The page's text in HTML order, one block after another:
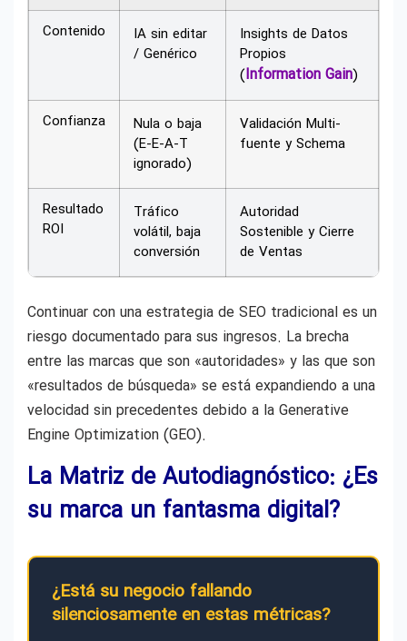
Contenido
IA sin editar
/ Genérico
Insights de Datos
Propios
(Information Gain)
Confianza
Nula o baja
(E-E-A-T
ignorado)
Validación Multi-
fuente y Schema
Resultado
ROI
Tráfico
volátil, baja
conversión
Autoridad
Sostenible y Cierre
de Ventas
Continuar con una estrategia de SEO tradicional es un
riesgo documentado para sus ingresos. La brecha
entre las marcas que son «autoridades» y las que son
«resultados de búsqueda» se está expandiendo a una
velocidad sin precedentes debido a la Generative
Engine Optimization (GEO).
La Matriz de Autodiagnóstico: ¿Es
su marca un fantasma digital?
¿Está su negocio fallando
silenciosamente en estas métricas?